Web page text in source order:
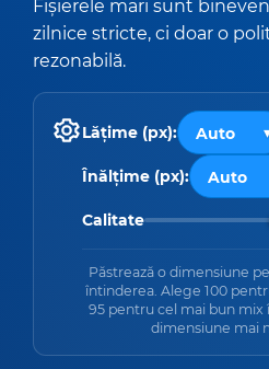
Fișierele mari sunt
zilnice stricte, ci doar o
rezonabilă.
Lățime (px):
Înălțime (px):
Calitate
Păstrează o dimensiune
întinderea. Alege 100
95 pentru cel mai bun mix
dimensiune mai